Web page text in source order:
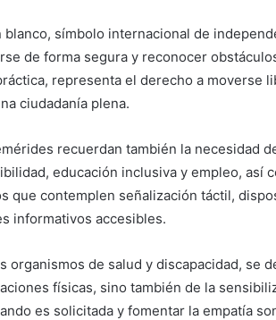
blanco, símbolo internacional de
de forma segura y reconocer
representa el derecho a moverse
ciudadanía plena.
recuerdan también la necesidad
educación inclusiva y empleo, así
que contemplen señalización táctil,
informativos accesibles.
organismos de salud y discapacidad, se
físicas, sino también de la
es solicitada y fomentar la empatía